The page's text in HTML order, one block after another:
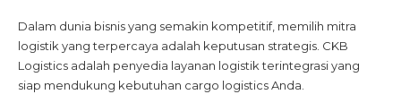
Dalam dunia bisnis yang semakin kompetitif, memilih mitra
logistik yang terpercaya adalah keputusan strategis. CKB
Logistics adalah penyedia layanan logistik terintegrasi yang
siap mendukung kebutuhan cargo logistics Anda.